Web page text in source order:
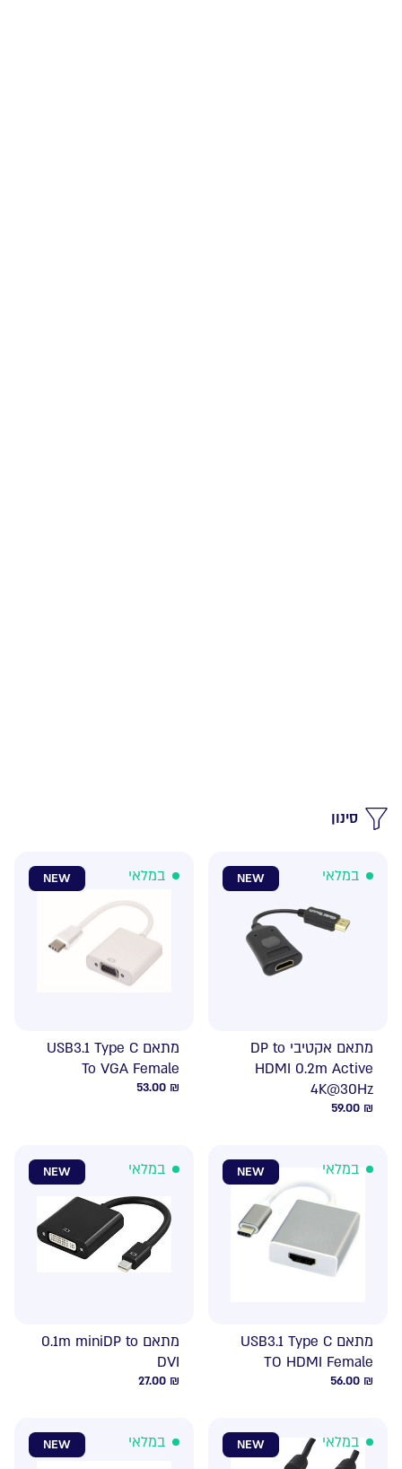
סינון
NEW במלאי
מתאם אקטיבי DP to
HDMI 0.2m Active
4K@30Hz
59.00 ₪
NEW במלאי
מתאם USB3.1 Type C
To VGA Female
53.00 ₪
NEW במלאי
מתאם USB3.1 Type C
TO HDMI Female
56.00 ₪
NEW במלאי
מתאם 0.1m miniDP to
DVI
27.00 ₪
NEW במלאי NEW במלאי